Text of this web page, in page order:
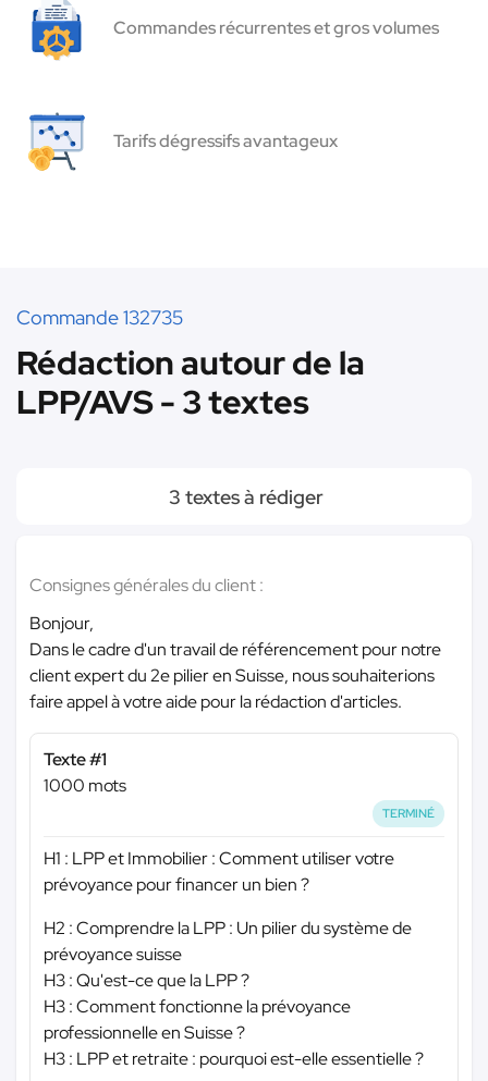
Commandes récurrentes et gros volumes
Tarifs dégressifs avantageux
Commande 132735
Rédaction autour de la
LPP/AVS - 3 textes
3 textes à rédiger
Consignes générales du client :
Bonjour,
Dans le cadre d'un travail de référencement pour notre
client expert du 2e pilier en Suisse, nous souhaiterions
faire appel à votre aide pour la rédaction d'articles.
Texte #1
1000 mots
TERMINÉ
H1 : LPP et Immobilier : Comment utiliser votre
prévoyance pour financer un bien ?
H2 : Comprendre la LPP : Un pilier du système de
prévoyance suisse
H3 : Qu'est-ce que la LPP ?
H3 : Comment fonctionne la prévoyance
professionnelle en Suisse ?
H3 : LPP et retraite : pourquoi est-elle essentielle ?